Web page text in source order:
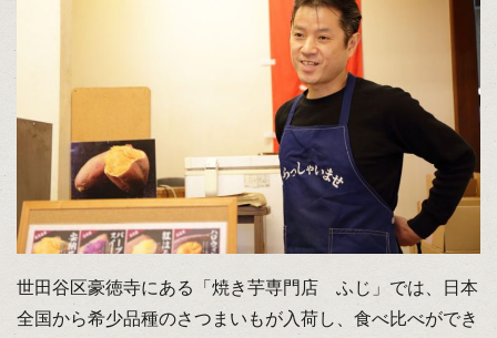
世田谷区豪徳寺にある「焼き芋専門店 ふじ」では、日本
全国から希少品種のさつまいもが入荷し、食べ比べができ